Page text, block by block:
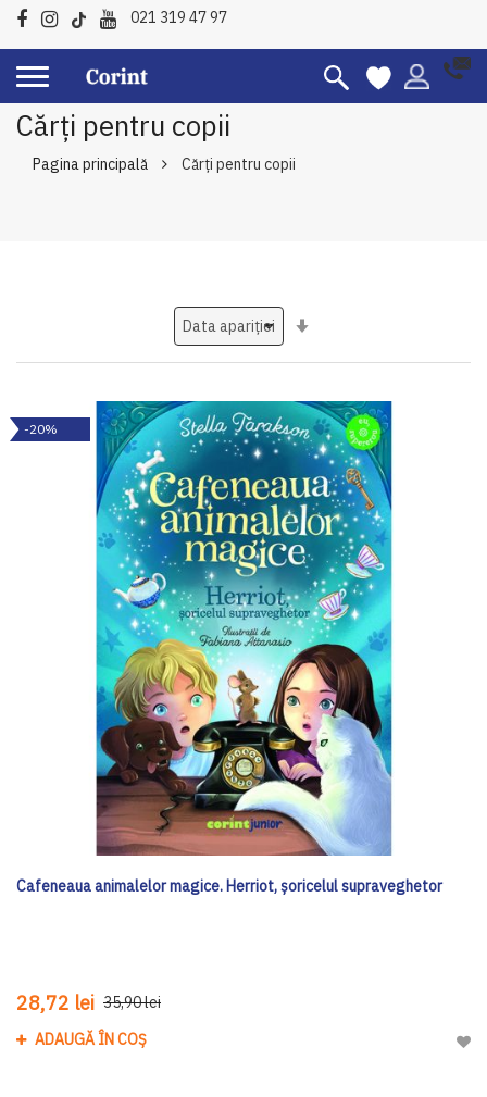
021 319 47 97
Cărți pentru copii
Pagina principală Cărți pentru copii
-20%
Cafeneaua animalelor magice. Herriot, șoricelul supraveghetor
28,72 lei 35,90 lei
ADAUGĂ ÎN COȘ